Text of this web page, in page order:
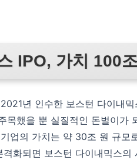
IPO, 가치 100
년 인수한 보스턴 다이내
목했을 뿐 실질적인 돈벌이가
업의 가치는 약 30조 원 규모
화되면 보스턴 다이내믹스